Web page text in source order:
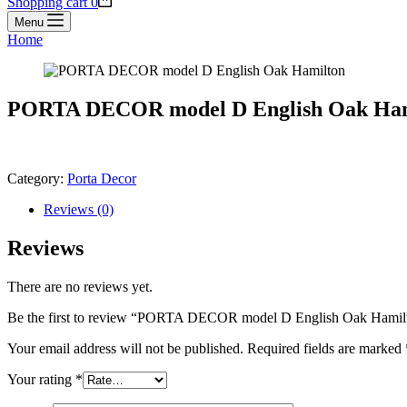
Menu
Home
PORTA DECOR model D English Oak
Category: Porta Decor
Reviews (0)
Reviews
There are no reviews yet.
Be the first to review “PORTA DECOR model D English Oak
Your email address will not be published. Required fields are marked
Your rating *